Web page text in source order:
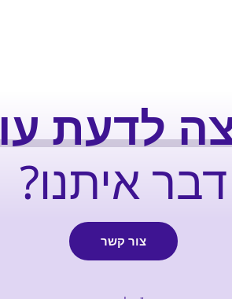
לדעת
דבר איתנו?
צור קשר